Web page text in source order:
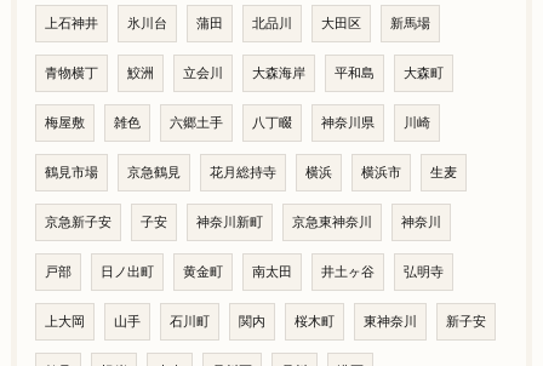
上石神井 氷川台 蒲田 北品川 大田区 新馬場
青物横丁 鮫洲 立会川 大森海岸 平和島 大森町
梅屋敷 雑色 六郷土手 八丁畷 神奈川県 川崎
鶴見市場 京急鶴見 花月総持寺 横浜 横浜市 生麦
京急新子安 子安 神奈川新町 京急東神奈川 神奈川
戸部 日ノ出町 黄金町 南太田 井土ヶ谷 弘明寺
上大岡 山手 石川町 関内 桜木町 東神奈川 新子安